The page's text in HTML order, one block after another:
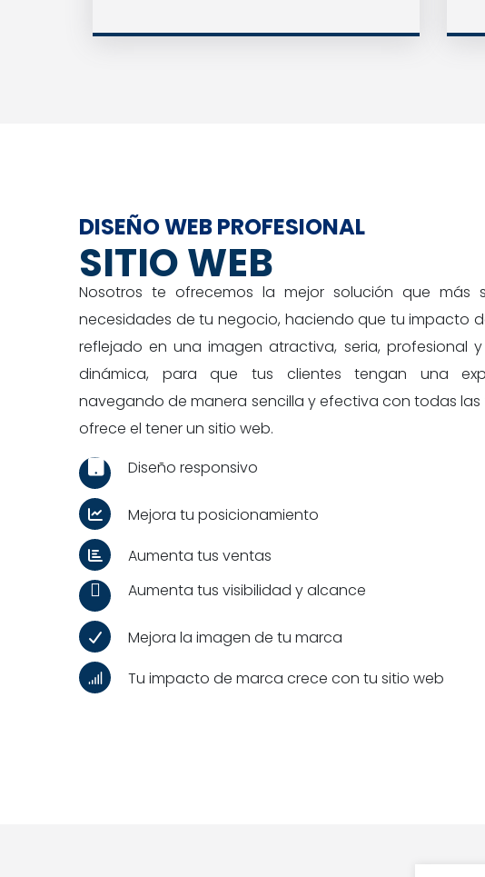
DISEÑO WEB PROFESIONAL
SITIO WEB
Nosotros te ofrecemos la mejor solución que más
necesidades de tu negocio, haciendo que tu impacto
reflejado en una imagen atractiva, seria, profesional
dinámica, para que tus clientes tengan una
navegando de manera sencilla y efectiva con todas
ofrece el tener un sitio web.
Diseño responsivo
Mejora tu posicionamiento
Aumenta tus ventas
Aumenta tus visibilidad y alcance
Mejora la imagen de tu marca
Tu impacto de marca crece con tu sitio web